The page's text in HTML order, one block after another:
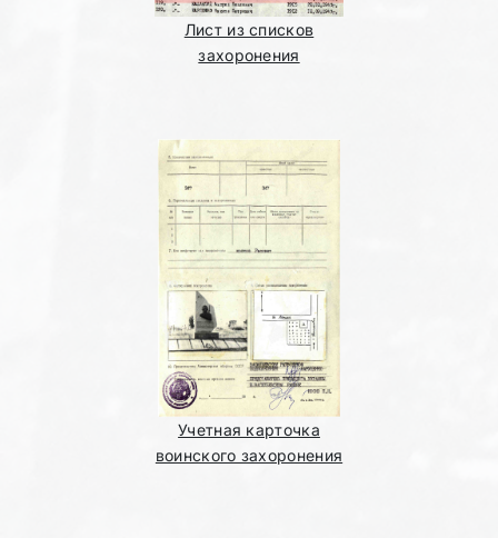
Лист из списков
захоронения
Учетная карточка
воинского захоронения